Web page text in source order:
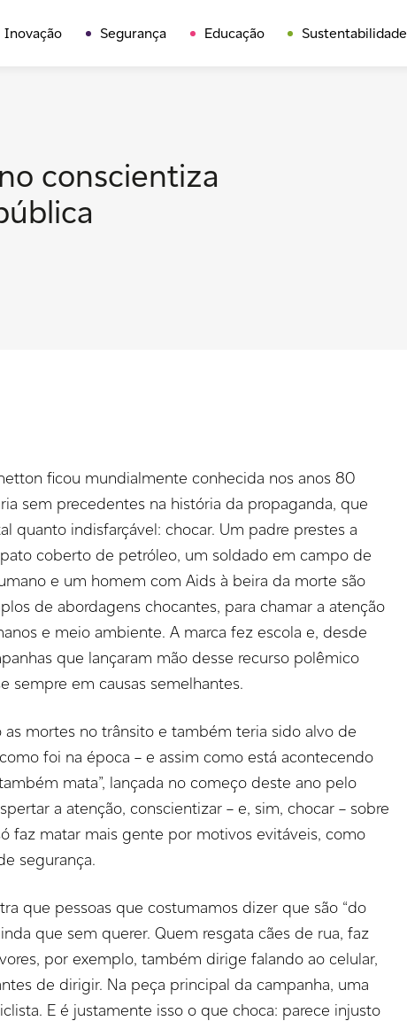
Inovação Segurança Educação Sustentabilidade
conscientiza
ficou mundialmente conhecida nos anos 80
sem precedentes na história da propaganda, que
quanto indisfarçável: chocar. Um padre prestes a
coberto de petróleo, um soldado em campo de
e um homem com Aids à beira da morte são
de abordagens chocantes, para chamar a atenção
e meio ambiente. A marca fez escola e, desde
que lançaram mão desse recurso polêmico
sempre em causas semelhantes.
mortes no trânsito e também teria sido alvo de
foi na época – e assim como está acontecendo
mata”, lançada no começo deste ano pelo
a atenção, conscientizar – e, sim, chocar – sobre
faz matar mais gente por motivos evitáveis, como
segurança.
que pessoas que costumamos dizer que são “do
que sem querer. Quem resgata cães de rua, faz
por exemplo, também dirige falando ao celular,
de dirigir. Na peça principal da campanha, uma
E é justamente isso o que choca: parece injusto